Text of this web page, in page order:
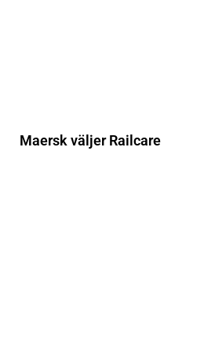
Maersk väljer Railcare